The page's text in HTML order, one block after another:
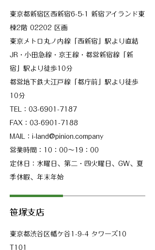
​東京都新宿区西新宿6-5-1 新宿アイランド東
棟2階 02202 区画
​東京メトロ丸ノ内線「西新宿」駅より直結
JR・小田急線・京王線・都営新宿線「新
宿」駅より徒歩10分
都営地下鉄大江戸線「都庁前」駅より徒歩
10分
TEL：03-6901-7187
FAX：03-6901-7188
MAIL：i-land@pinion.company
営業時間：10：00～19：00
定休日：水曜日、第二・四火曜日、GW、夏
季休暇、年末年始
​笹塚支店
​東京都渋谷区幡ケ谷1-9-4 タワーズ10
T101